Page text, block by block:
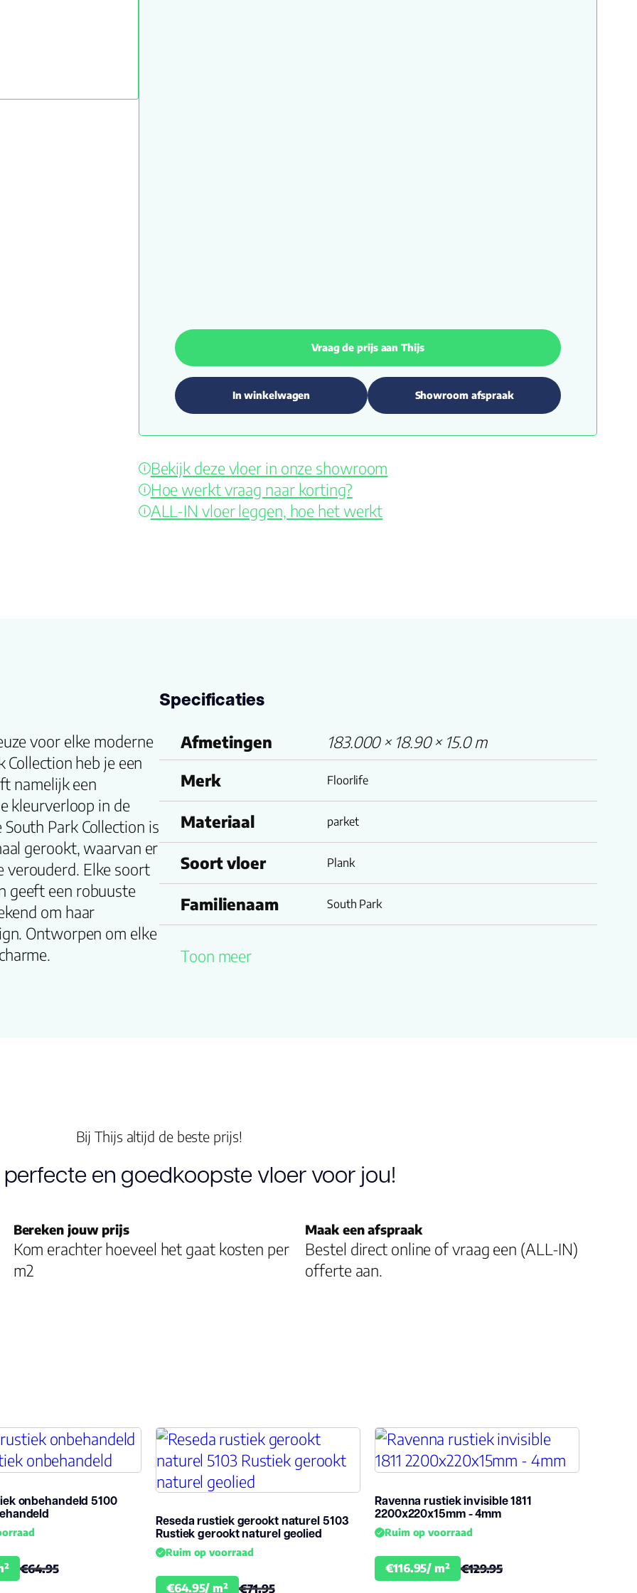
Vraag de prijs aan Thijs
In winkelwagen Showroom afspraak
Bekijk deze vloer in onze showroom
Hoe werkt vraag naar korting?
ALL-IN vloer leggen, hoe het werkt
voor elke moderne
heb je een
namelijk een
kleurverloop in de
Park Collection is
gerookt, waarvan er
verouderd. Elke soort
geeft een robuuste
om haar
Ontworpen om elke
Specificaties
Afmetingen
183.000 × 18.90 × 15.0 m
Merk
Floorlife
Materiaal parket
Soort vloer Plank
Familienaam South Park
Drager
Inhoud pak (m2)
Aantal per pak 8
(mm)
4.00
Garantie
Woongebruik
(jaren)
Toon meer
Bij Thijs altijd de beste prijs!
en goedkoopste vloer voor jou!
Bereken jouw prijs
Kom erachter hoeveel het gaat kosten per
m2
Maak een afspraak
Bestel direct online of vraag een (ALL-IN)
offerte aan.
onbehandeld 5100
€64.95
Reseda rustiek gerookt naturel 5103
Rustiek gerookt naturel geolied
Ruim op voorraad
€64.95/ m² €71.95
Ravenna rustiek invisible 1811
2200x220x15mm - 4mm
Ruim op voorraad
€116.95/ m² €129.95